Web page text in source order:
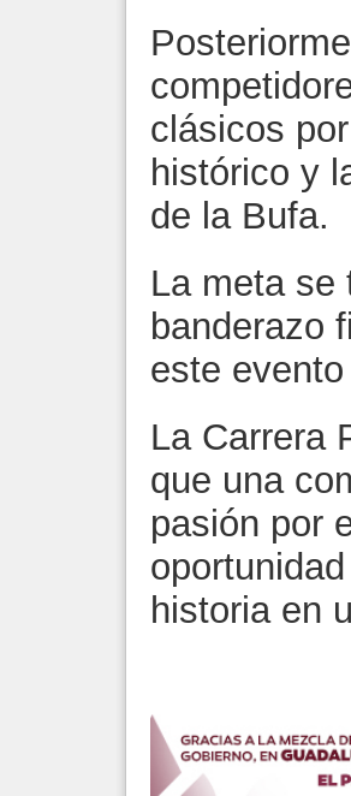
clásicos
histórico y
de la Bufa.
La meta se
banderazo
este
La Carrera
que una
pasión por
historia en